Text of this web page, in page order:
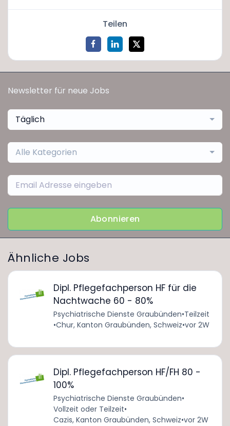
Teilen
Newsletter für neue Jobs
Täglich
Alle Kategorien
Abonnieren
Ähnliche Jobs
Dipl. Pflegefachperson HF für die
Nachtwache 60 - 80%
Psychiatrische Dienste Graubünden•Teilzeit
•Chur, Kanton Graubünden, Schweiz•vor 2W
Dipl. Pflegefachperson HF/FH 80 -
100%
Psychiatrische Dienste Graubünden•
Vollzeit oder Teilzeit•
Cazis, Kanton Graubünden, Schweiz•vor 2W